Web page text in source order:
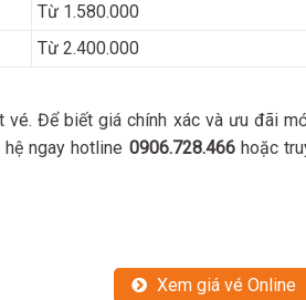
Từ 1.580.000
Từ 2.400.000
vé. Để biết giá chính xác và ưu đãi
hệ ngay hotline 0906.728.466hoặc
Xem giá vé Online